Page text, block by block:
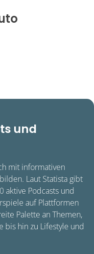
und
mit informativen
Laut Statista gibt
aktive Podcasts und
auf Plattformen
Palette an Themen,
bis hin zu Lifestyle und